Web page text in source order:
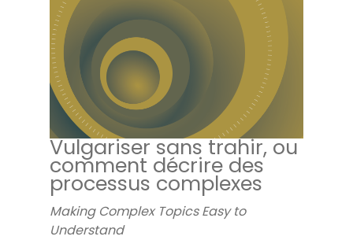
Vulgariser sans trahir, ou
comment décrire des
processus complexes
Making Complex Topics Easy to
Understand